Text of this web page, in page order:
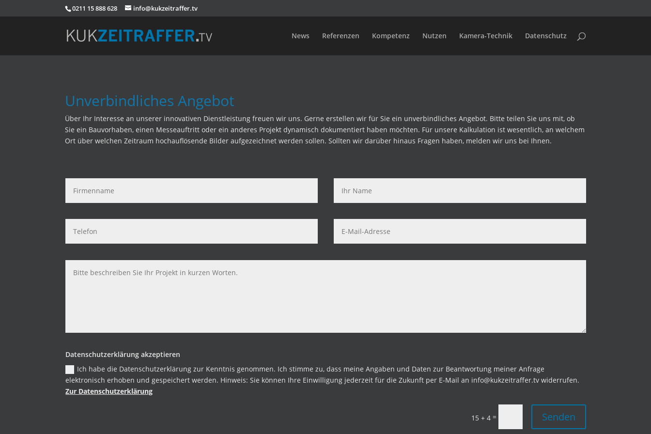
0211 15 888 628 info@kukzeitraffer.tv
News Referenzen Kompetenz Nutzen Kamera-Technik Datenschutz
Unverbindliches Angebot
Über Ihr Interesse an unserer innovativen Dienstleistung freuen wir uns. Gerne erstellen wir für Sie ein unverbindliches Angebot. Bitte teilen Sie uns mit, ob
Sie ein Bauvorhaben, einen Messeauftritt oder ein anderes Projekt dynamisch dokumentiert haben möchten. Für unsere Kalkulation ist wesentlich, an welchem
Ort über welchen Zeitraum hochauflösende Bilder aufgezeichnet werden sollen. Sollten wir darüber hinaus Fragen haben, melden wir uns bei Ihnen.
Datenschutzerklärung akzeptieren
Ich habe die Datenschutzerklärung zur Kenntnis genommen. Ich stimme zu, dass meine Angaben und Daten zur Beantwortung meiner Anfrage
elektronisch erhoben und gespeichert werden. Hinweis: Sie können Ihre Einwilligung jederzeit für die Zukunft per E‑Mail an info@kukzeitraffer.tv widerrufen.
Zur Datenschutzerklärung
15 + 4= Senden